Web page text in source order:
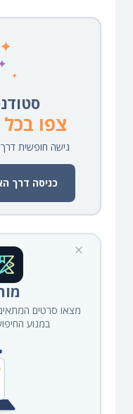
צפו
גישה חופשית
כניסה דרך
מצאו סרטים
במנוע